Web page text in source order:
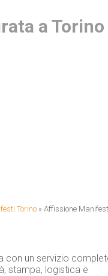
Torino » Affissione
con un servizio
stampa, logistica e